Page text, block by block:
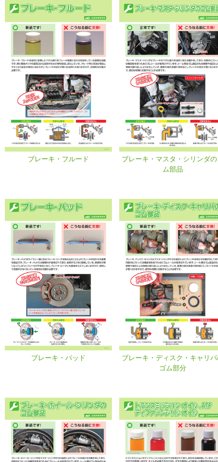
ブレーキ・フルード
ブレーキ・マスタ・シリンダ
ム部品
ブレーキ・パッド
ブレーキ・ディスク・キャリ
ゴム部分